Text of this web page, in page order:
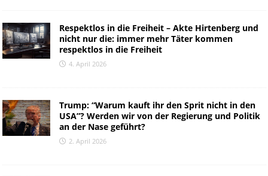
Respektlos in die Freiheit – Akte Hirtenberg und
nicht nur die: immer mehr Täter kommen
respektlos in die Freiheit
4. April 2026
Trump: “Warum kauft ihr den Sprit nicht in den
USA”? Werden wir von der Regierung und Politik
an der Nase geführt?
2. April 2026